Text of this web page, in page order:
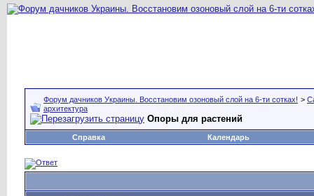
Форум дачников Украины. Восстановим озоновый слой на 6-ти сотках! >
архитектура
Опоры для растений
Справка Календарь